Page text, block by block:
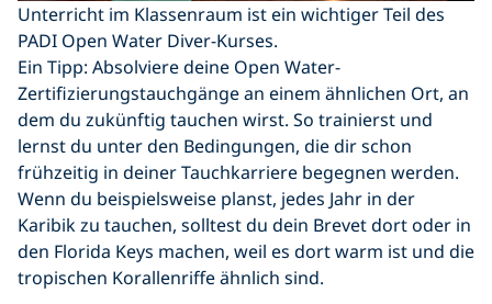
Unterricht im Klassenraum ist ein wichtiger Teil des
PADI Open Water Diver-Kurses.
Ein Tipp: Absolviere deine Open Water-
Zertifizierungstauchgänge an einem ähnlichen Ort, an
dem du zukünftig tauchen wirst. So trainierst und
lernst du unter den Bedingungen, die dir schon
frühzeitig in deiner Tauchkarriere begegnen werden.
Wenn du beispielsweise planst, jedes Jahr in der
Karibik zu tauchen, solltest du dein Brevet dort oder in
den Florida Keys machen, weil es dort warm ist und die
tropischen Korallenriffe ähnlich sind.